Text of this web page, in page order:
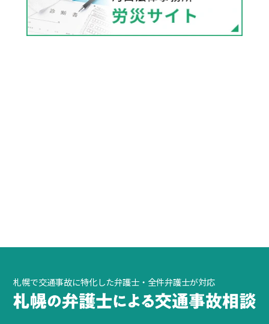
札幌で交通事故に特化した弁護士・全件弁護士が対応